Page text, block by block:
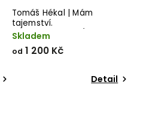
Tomáš Hékal | Mám
tajemství.
Jsem...totiž...RORÝS
Skladem
od 1 200 Kč
Detail